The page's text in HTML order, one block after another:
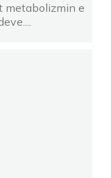
metabolizmin e